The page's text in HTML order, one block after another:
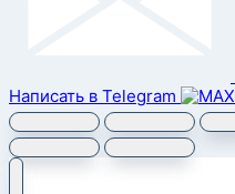
Написать в Telegram